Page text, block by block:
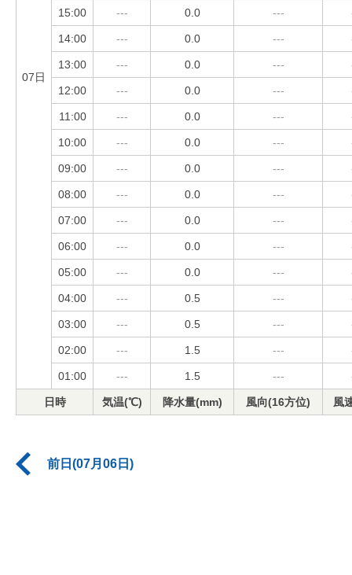
07日
15:00 --- 0.0 ---
14:00 --- 0.0 ---
13:00 --- 0.0 ---
12:00 --- 0.0 ---
11:00 --- 0.0 ---
10:00 --- 0.0 ---
09:00 --- 0.0 ---
08:00 --- 0.0 ---
07:00 --- 0.0 ---
06:00 --- 0.0 ---
05:00 --- 0.0 ---
04:00 --- 0.5 ---
03:00 --- 0.5 ---
02:00 --- 1.5 ---
01:00 --- 1.5 ---
日時 気温(℃) 降水量(mm) 風向(16方位) 風
前日(07月06日)